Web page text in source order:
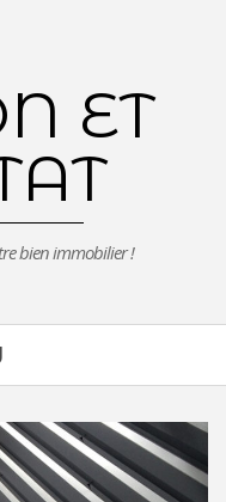
ET
bien immobilier !